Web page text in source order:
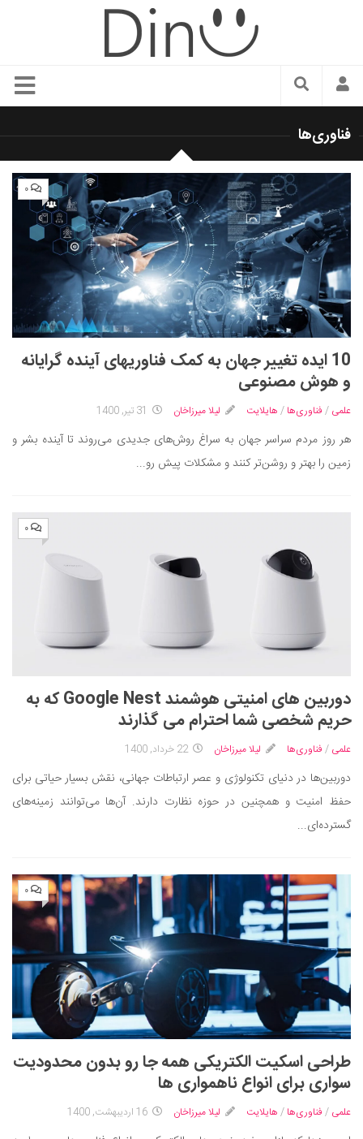
سبک زندگی
زیبایی و آرایش
شیک پوشی
دکوراسیون و چیدمان
غذا
رستوران گردی
آشپزی
سفر و گردشگری
ایران گردی
جهان گردی
موفقیت و مهارت‌های فردی
بیماری و درمان
روانشناسی
فرهنگ و هنر
سینما و تئاتر
تلویزیون
موسیقی
چهره‌ها
عکاسی و هنرهای تجسمی
تاریخ
معماری
علمی
فناوری‌ها
نجوم و هوا فضا
زمین و محیط زیست
خودرو
سرگرمی
دانستنی‌ها
فناوری‌ها
۰
10 ایده تغییر جهان به کمک فناوریهای آینده گرایانه
و هوش مصنوعی
علمی / فناوری‌ها / هایلایت لیلا میرزاخان 31 تیر, 1400
هر روز مردم سراسر جهان به سراغ روش‌های جدیدی می‌روند تا آینده بشر و
زمین را بهتر و روشن‌تر کنند و مشکلات پیش رو...
۰
دوربین های امنیتی هوشمند Google Nest که به
حریم شخصی شما احترام می گذارند
علمی / فناوری‌ها لیلا میرزاخان 22 خرداد, 1400
دوربین‌ها در دنیای تکنولوژی و عصر ارتباطات جهانی، نقش بسیار حیاتی برای
حفظ امنیت و همچنین در حوزه نظارت دارند. آن‌ها می‌توانند زمینه‌های
گسترده‌ای...
۰
طراحی اسکیت الکتریکی همه جا رو بدون محدودیت
سواری برای انواع ناهمواری ها
علمی / فناوری‌ها / هایلایت لیلا میرزاخان 16 اردیبهشت, 1400